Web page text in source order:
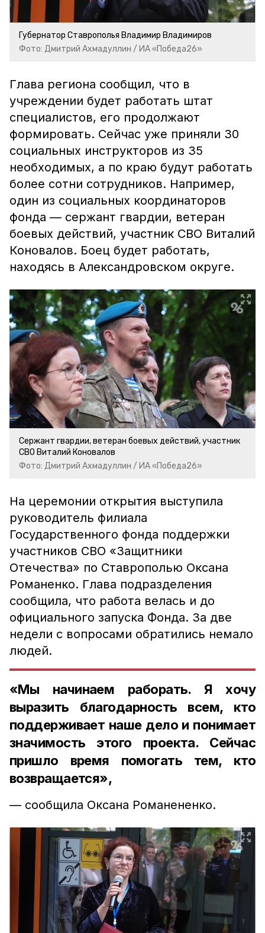
Губернатор Ставрополья Владимир Владимиров
Фото: Дмитрий Ахмадуллин / ИА «Победа26»
Глава региона сообщил, что в
учреждении будет работать штат
специалистов, его продолжают
формировать. Сейчас уже приняли 30
социальных инструкторов из 35
необходимых, а по краю будут работать
более сотни сотрудников. Например,
один из социальных координаторов
фонда — сержант гвардии, ветеран
боевых действий, участник СВО Виталий
Коновалов. Боец будет работать,
находясь в Александровском округе.
Сержант гвардии, ветеран боевых действий, участник
СВО Виталий Коновалов
Фото: Дмитрий Ахмадуллин / ИА «Победа26»
На церемонии открытия выступила
руководитель филиала
Государственного фонда поддержки
участников СВО «Защитники
Отечества» по Ставрополью Оксана
Романенко. Глава подразделения
сообщила, что работа велась и до
официального запуска Фонда. За две
недели с вопросами обратились немало
людей.
«Мы начинаем раборать. Я хочу
выразить благодарность всем, кто
поддерживает наше дело и понимает
значимость этого проекта. Сейчас
пришло время помогать тем, кто
возвращается»,
— сообщила Оксана Романененко.